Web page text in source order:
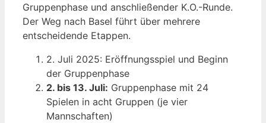
Gruppenphase und anschließender K.O.-Runde.
Der Weg nach Basel führt über mehrere
entscheidende Etappen.
2. Juli 2025: Eröffnungsspiel und Beginn
der Gruppenphase
2. bis 13. Juli: Gruppenphase mit 24
Spielen in acht Gruppen (je vier
Mannschaften)